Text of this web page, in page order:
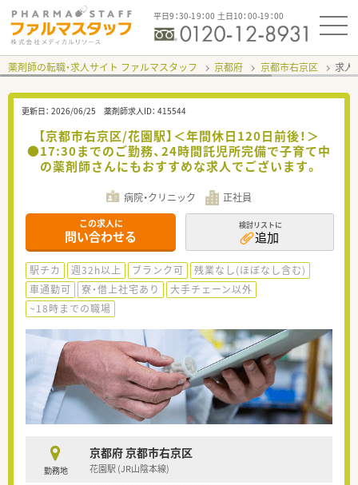
平日9：30-19：00 土日10：00-19：00
薬剤師の転職・求人サイト ファルマスタッフ 京都府 京都市右京区 求人
更新日： 2026/06/25 薬剤師求人ID： 415544
【京都市右京区/花園駅】＜年間休日120日前後！＞
●17:30までのご勤務、24時間託児所完備で子育て中
の薬剤師さんにもおすすめな求人でございます。
病院・クリニック 正社員
この求人に
問い合わせる
検討リストに
追加
駅チカ 週32h以上 ブランク可
残業なし(ほぼなし含む)
車通勤可
寮・借上社宅あり
大手チェーン以外
~18時までの職場
勤務地
京都府 京都市右京区
花園駅 (JR山陰本線)